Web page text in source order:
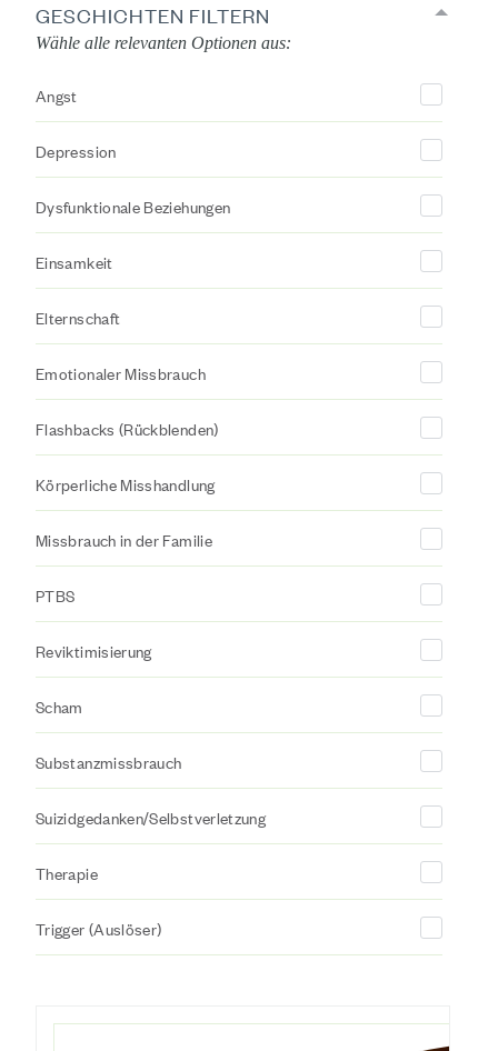
GESCHICHTEN FILTERN
Wähle alle relevanten Optionen aus:
Angst
Depression
Dysfunktionale Beziehungen
Einsamkeit
Elternschaft
Emotionaler Missbrauch
Flashbacks (Rückblenden)
Körperliche Misshandlung
Missbrauch in der Familie
PTBS
Reviktimisierung
Scham
Substanzmissbrauch
Suizidgedanken/Selbstverletzung
Therapie
Trigger (Auslöser)